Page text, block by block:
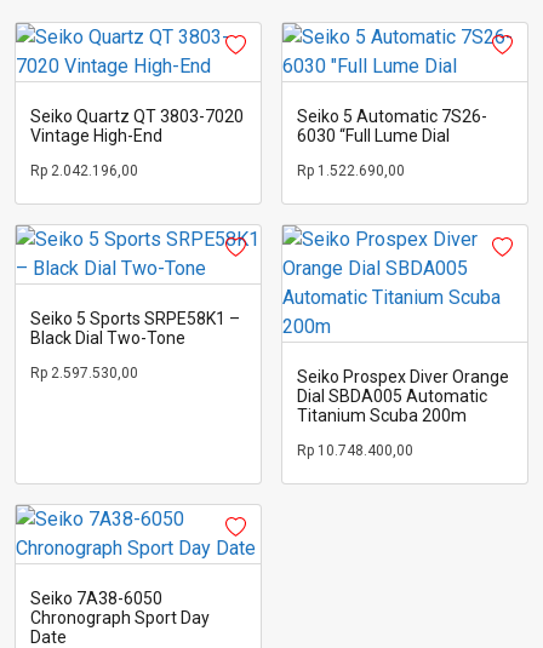
Seiko Quartz QT 3803-7020
Vintage High-End
Rp 2.042.196,00
Seiko 5 Automatic 7S26-
6030 “Full Lume Dial
Rp 1.522.690,00
Seiko 5 Sports SRPE58K1 –
Black Dial Two-Tone
Rp 2.597.530,00
Seiko Prospex Diver Orange
Dial SBDA005 Automatic
Titanium Scuba 200m
Rp 10.748.400,00
Seiko 7A38-6050
Chronograph Sport Day
Date